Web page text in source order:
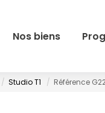
Nos biens
Studio T1 Référence